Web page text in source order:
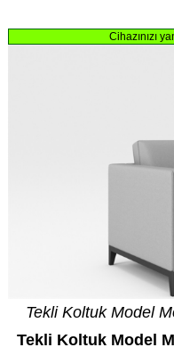
Cihazınızı
Tekli Koltuk Model
Tekli Koltuk Model